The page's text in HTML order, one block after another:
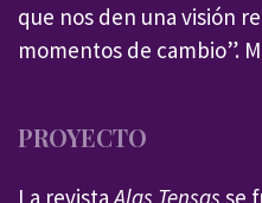
que nos den una visión
momentos de cambio”.
PROYECTO